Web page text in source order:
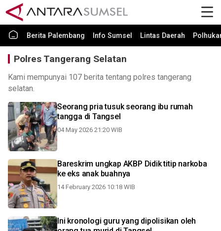
Berita Palembang Info Sumsel Lintas Daerah
Polres Tangerang Selatan
Kami mempunyai 107 berita tentang polres tangerang
selatan.
Seorang pria tusuk seorang ibu rumah
tangga di Tangsel
04 May 2026 21:20 WIB
Bareskrim ungkap AKBP Didik titip narkoba
ke eks anak buahnya
14 February 2026 10:18 WIB
Ini kronologi guru yang dipolisikan oleh